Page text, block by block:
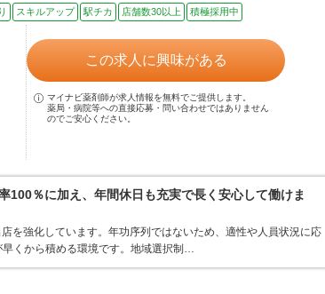
スキルアップ 駅チカ 店舗数30以上 積極採用中
この求人に興味がある
マイナビ薬剤師が求人情報を無料でご提供します。
薬局・病院等への直接応募・問い合わせではありません
のでご安心ください。
％に加え、年間休日も充実で長く安心して働けま
を強化しています。年功序列ではないため、適性や人員状況に応
くから積める環境です。地域選択制…